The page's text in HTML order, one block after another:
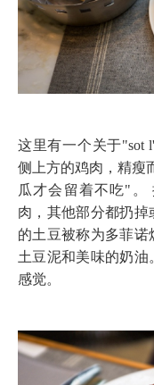
这里有一个关于"sot
侧上方的鸡肉，精瘦
瓜才会留着不吃"。
肉，其他部分都扔
的土豆被称为多菲
土豆泥和美味的奶
感觉。